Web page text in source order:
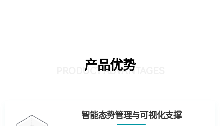
产品优势
PRODUCT ADVANTAGES
智能态势管理与可视化支撑